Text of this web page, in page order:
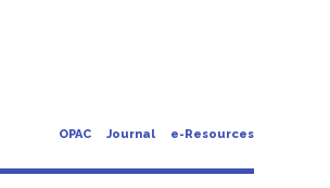
OPAC Journal e-Resources